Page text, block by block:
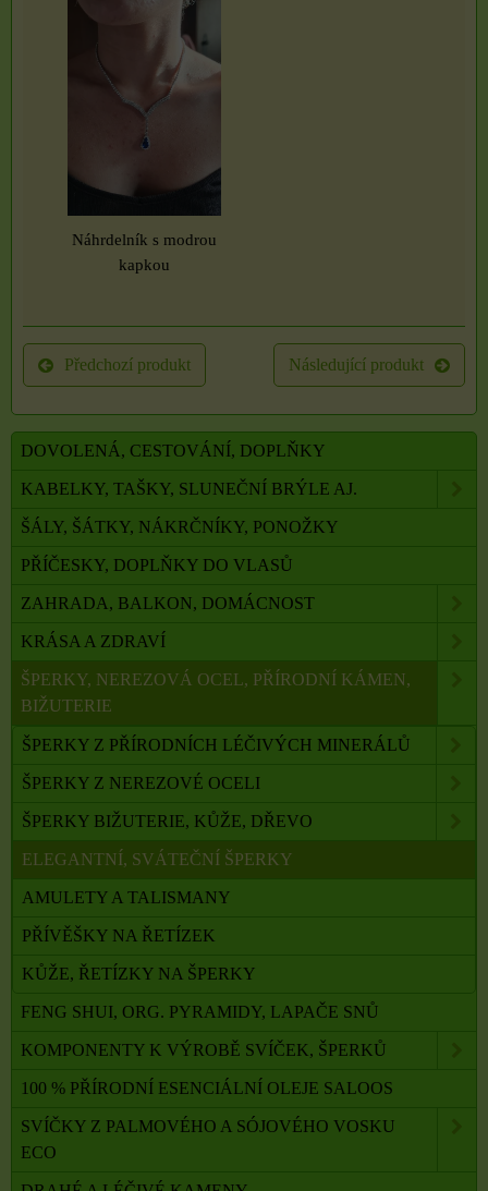
Náhrdelník s modrou
kapkou
Předchozí produkt Následující produkt
DOVOLENÁ, CESTOVÁNÍ, DOPLŇKY
KABELKY, TAŠKY, SLUNEČNÍ BRÝLE AJ.
ŠÁLY, ŠÁTKY, NÁKRČNÍKY, PONOŽKY
PŘÍČESKY, DOPLŇKY DO VLASŮ
ZAHRADA, BALKON, DOMÁCNOST
KRÁSA A ZDRAVÍ
ŠPERKY, NEREZOVÁ OCEL, PŘÍRODNÍ KÁMEN,
BIŽUTERIE
ŠPERKY Z PŘÍRODNÍCH LÉČIVÝCH MINERÁLŮ
ŠPERKY Z NEREZOVÉ OCELI
ŠPERKY BIŽUTERIE, KŮŽE, DŘEVO
ELEGANTNÍ, SVÁTEČNÍ ŠPERKY
AMULETY A TALISMANY
PŘÍVĚŠKY NA ŘETÍZEK
KŮŽE, ŘETÍZKY NA ŠPERKY
FENG SHUI, ORG. PYRAMIDY, LAPAČE SNŮ
KOMPONENTY K VÝROBĚ SVÍČEK, ŠPERKŮ
100 % PŘÍRODNÍ ESENCIÁLNÍ OLEJE SALOOS
SVÍČKY Z PALMOVÉHO A SÓJOVÉHO VOSKU
ECO